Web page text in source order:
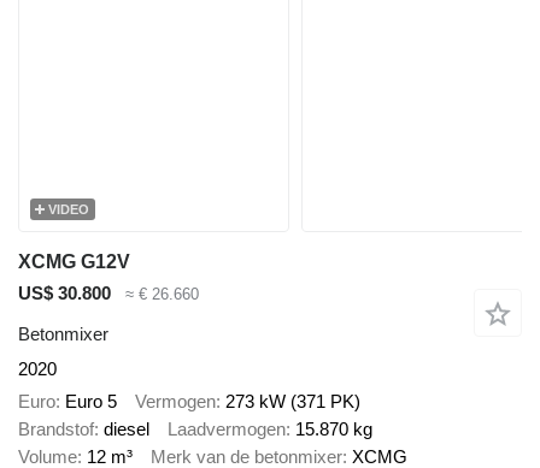
VIDEO
XCMG G12V
US$ 30.800
≈ € 26.660
Betonmixer
2020
Euro Euro 5 Vermogen 273 kW (371 PK)
Brandstof diesel Laadvermogen 15.870 kg
Volume 12 m³ Merk van de betonmixer XCMG